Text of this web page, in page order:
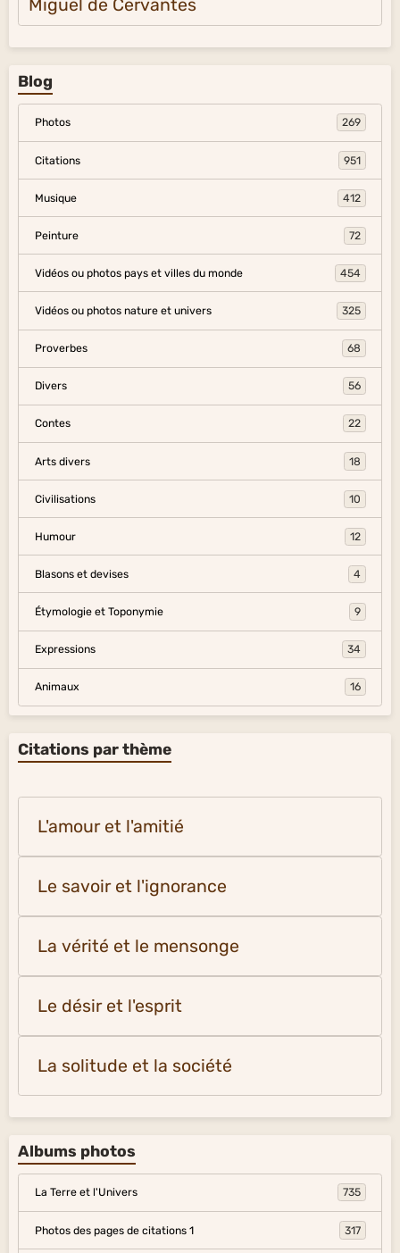
Miguel de Cervantes
Blog
Photos 269
Citations 951
Musique 412
Peinture 72
Vidéos ou photos pays et villes du monde 454
Vidéos ou photos nature et univers 325
Proverbes 68
Divers 56
Contes 22
Arts divers 18
Civilisations 10
Humour 12
Blasons et devises 4
Étymologie et Toponymie 9
Expressions 34
Animaux 16
Citations par thème
L'amour et l'amitié
Le savoir et l'ignorance
La vérité et le mensonge
Le désir et l'esprit
La solitude et la société
Albums photos
La Terre et l'Univers 735
Photos des pages de citations 1 317